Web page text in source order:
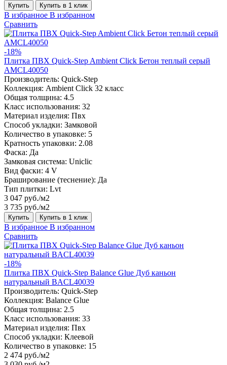
Купить Купить в 1 клик
В избранное В избранном
Сравнить
-18%
Плитка ПВХ Quick-Step Ambient Click Бетон теплый серый
AMCL40050
Производитель: Quick-Step
Коллекция: Ambient Click 32 класс
Общая толщина: 4.5
Класс использования: 32
Материал изделия: Пвх
Способ укладки: Замковой
Количество в упаковке: 5
Кратность упаковки: 2.08
Фаска: Да
Замковая система: Uniclic
Вид фаски: 4 V
Браширование (теснение): Да
Тип плитки: Lvt
3 047 руб./м2
3 735 руб./м2
Купить Купить в 1 клик
В избранное В избранном
Сравнить
-18%
Плитка ПВХ Quick-Step Balance Glue Дуб каньон
натуральный BACL40039
Производитель: Quick-Step
Коллекция: Balance Glue
Общая толщина: 2.5
Класс использования: 33
Материал изделия: Пвх
Способ укладки: Клеевой
Количество в упаковке: 15
2 474 руб./м2